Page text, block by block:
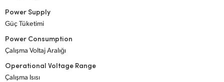
Power Supply
Güç Tüketimi
Power Consumption
Çalışma Voltaj Aralığı
Operational Voltage Range
Çalışma Isısı